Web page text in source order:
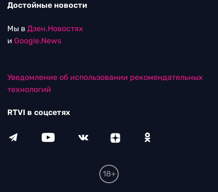
Достойные новости
Мы в Дзен.Новостях
и Google.News
Уведомление об использовании рекомендательных
технологий
RTVI в соцсетях
18+